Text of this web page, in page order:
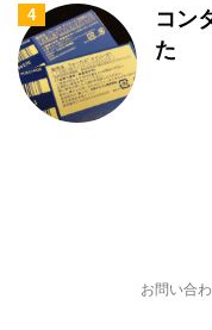
4
コン
た
お問い合